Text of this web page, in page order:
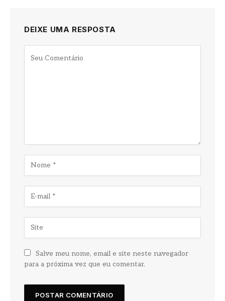
DEIXE UMA RESPOSTA
Salve meu nome, email e site neste navegador
para a próxima vez que eu comentar.